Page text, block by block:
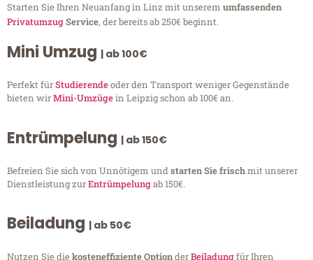
Starten Sie Ihren Neuanfang in Linz mit unserem umfassenden
PrivatumzugService, der bereits ab 250€ beginnt.
Mini Umzug | ab 100€
Perfekt fürStudierendeoder den Transport weniger Gegenstände
bieten wirMini-Umzügein Leipzig schon ab 100€ an.
Entrümpelung | ab 150€
Befreien Sie sich von Unnötigem undstarten Sie frischmit unserer
Dienstleistung zurEntrümpelungab 150€.
Beiladung | ab 50€
Nutzen Sie diekosteneffiziente OptionderBeiladungfür Ihren